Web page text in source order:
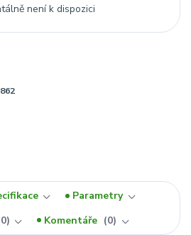
není k dispozici
Parametry
0 Komentáře 0